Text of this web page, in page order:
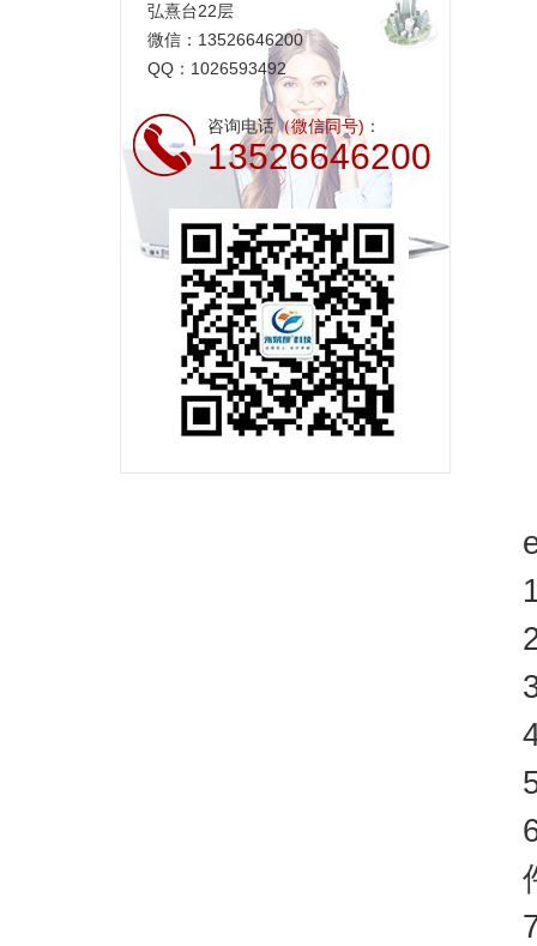
弘熹台22层
微信：13526646200
QQ：1026593492
咨询电话（微信同号) ：
13526646200